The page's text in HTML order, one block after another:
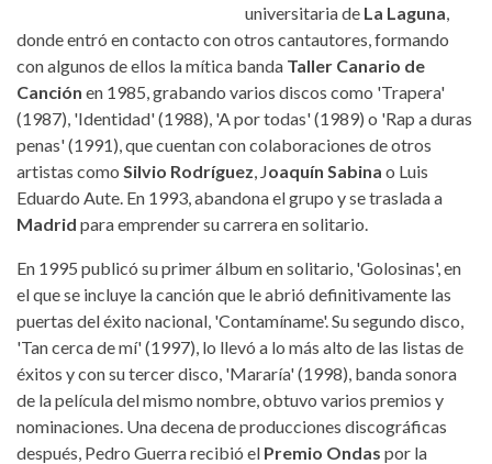
universitaria de La Laguna,
donde entró en contacto con otros cantautores, formando
con algunos de ellos la mítica banda Taller Canario de
Canción en 1985, grabando varios discos como 'Trapera'
(1987), 'Identidad' (1988), 'A por todas' (1989) o 'Rap a duras
penas' (1991), que cuentan con colaboraciones de otros
artistas como Silvio Rodríguez, Joaquín Sabina o Luis
Eduardo Aute. En 1993, abandona el grupo y se traslada a
Madrid para emprender su carrera en solitario.
En 1995 publicó su primer álbum en solitario, 'Golosinas', en
el que se incluye la canción que le abrió definitivamente las
puertas del éxito nacional, 'Contamíname'. Su segundo disco,
'Tan cerca de mí' (1997), lo llevó a lo más alto de las listas de
éxitos y con su tercer disco, 'Mararía' (1998), banda sonora
de la película del mismo nombre, obtuvo varios premios y
nominaciones. Una decena de producciones discográficas
después, Pedro Guerra recibió el Premio Ondas por la